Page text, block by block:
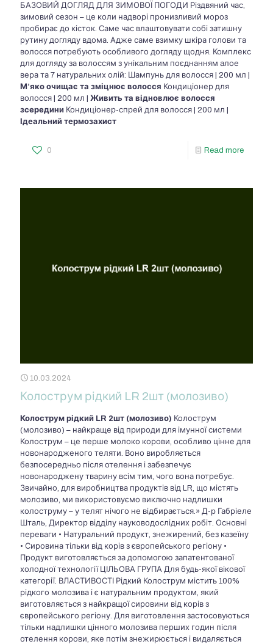
БАЗОВИЙ ДОГЛЯД ДЛЯ ЗИМОВОЇ ПОГОДИ Різдвяний час,
зимовий сезон – це коли надворі пронизливий мороз
пробирає до кісток. Саме час влаштовувати собі затишну
рутину догляду вдома. Адже саме взимку шкіра голови та
волосся потребують особливого догляду щодня. Комплекс
для догляду за волоссям з унікальним поєднанням алое
вера та 7 натуральних олій: Шампунь для волосся | 200 мл |
М’яко очищає та зміцнює волосся Кондиціонер для
волосся | 200 мл | Живить та відновлює волосся
зсередини Кондиціонер-спрей для волосся | 200 мл |
Ідеальний термозахист
0 Read more
10.03.2024
Колострум рідкий LR 2шт (молозиво)
Колострум рідкий LR 2шт (молозиво) Колострум
(молозиво) – найкраще від природи для імунної системи
Колострум – це перше молоко корови, особливо цінне для
новонародженого теляти. Воно виробляється
безпосередньо після отелення і забезпечує
новонароджену тварину всім тим, чого вона потребує.
Звичайно, для виробництва продуктів від LR, що містять
молозиво, ми використовуємо виключно надлишки
колоструму – у телят нічого не відбирається.» Д-р Габріеле
Шталь, Директор відділу науководослідних робіт. Основні
переваги • Натуральний продукт, знежирений, без казеїну
• Сировина тільки від корів з європейського регіону •
Продукт виготовляється за допомогою запатентованої
холодної технології ЦІЛЬОВА ГРУПА Для будь-якої вікової
категорії. ВЛАСТИВОСТІ Рідкий Колострум містить 100%
рідкого молозива і є натуральним продуктом, який
виготовляється з найкращої сировини від корів з
європейського регіону. Для виготовлення застосовуються
тільки надлишки цінного молозива перших годин після
отелення корови, яке потім знежирюється і видаляється